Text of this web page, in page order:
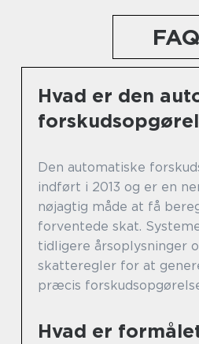
FAQ
Hvad er den
Den automatiske
indført i 2013 og er en
nøjagtig måde at få
forventede skat.
tidligere årsoplysninger
skatteregler for at
præcis
Hvad er